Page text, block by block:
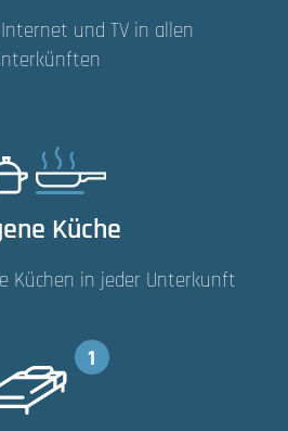
und TV in allen
Küche
Küchen in jeder Unterkunft